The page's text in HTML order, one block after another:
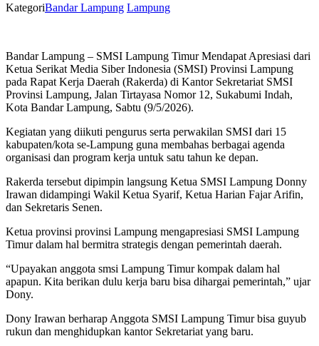
KategoriBandar Lampung Lampung
Bandar Lampung – SMSI Lampung Timur Mendapat Apresiasi dari
Ketua Serikat Media Siber Indonesia (SMSI) Provinsi Lampung
pada Rapat Kerja Daerah (Rakerda) di Kantor Sekretariat SMSI
Provinsi Lampung, Jalan Tirtayasa Nomor 12, Sukabumi Indah,
Kota Bandar Lampung, Sabtu (9/5/2026).
Kegiatan yang diikuti pengurus serta perwakilan SMSI dari 15
kabupaten/kota se-Lampung guna membahas berbagai agenda
organisasi dan program kerja untuk satu tahun ke depan.
Rakerda tersebut dipimpin langsung Ketua SMSI Lampung Donny
Irawan didampingi Wakil Ketua Syarif, Ketua Harian Fajar Arifin,
dan Sekretaris Senen.
Ketua provinsi provinsi Lampung mengapresiasi SMSI Lampung
Timur dalam hal bermitra strategis dengan pemerintah daerah.
“Upayakan anggota smsi Lampung Timur kompak dalam hal
apapun. Kita berikan dulu kerja baru bisa dihargai pemerintah,” ujar
Dony.
Dony Irawan berharap Anggota SMSI Lampung Timur bisa guyub
rukun dan menghidupkan kantor Sekretariat yang baru.